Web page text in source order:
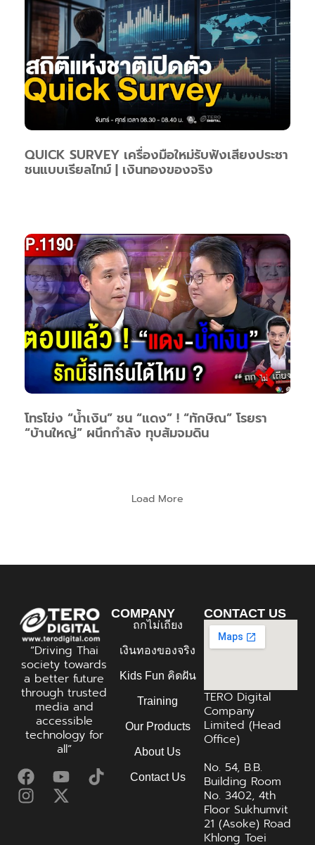
QUICK SURVEY เครื่องมือใหม่รับฟังเสียงประชา
ชนแบบเรียลไทม์ | เงินทองของจริง
โทรโข่ง “น้ำเงิน” ชน “แดง” ! “ทักษิณ” โรยรา
“บ้านใหญ่” ผนึกกำลัง ทุบส้มจมดิน
Load More
“Driving Thai
society towards
a better future
through trusted
media and
accessible
technology for
all”
COMPANY
ถกไม่เถียง
เงินทองของจริง
Kids Fun คิดฝัน
Training
Our Products
About Us
Contact Us
CONTACT US
TERO Digital
Company
Limited (Head
Office)
No. 54, B.B.
Building Room
No. 3402, 4th
Floor Sukhumvit
21 (Asoke) Road
Khlong Toei